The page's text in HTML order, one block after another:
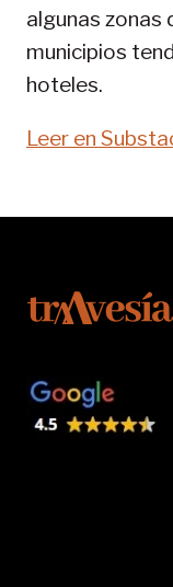
algunas zonas
municipios
hoteles.
Leer en